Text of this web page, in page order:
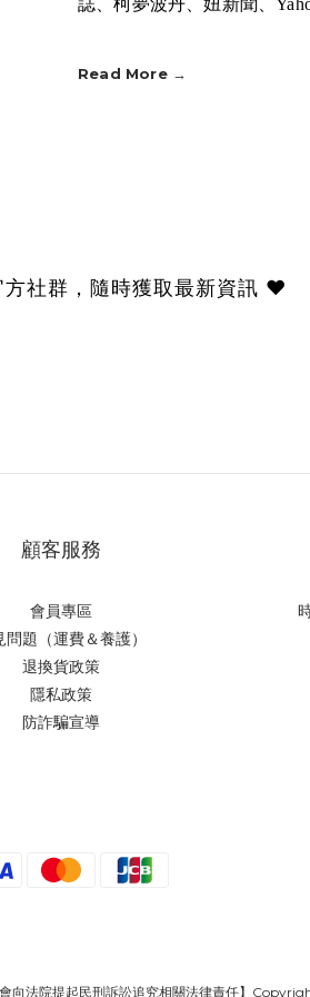
誌、柯夢波丹、妞新聞、
Read More →
社群，隨時獲取最新資訊 ❤︎
顧客服務
會員專區
問題（運費＆養護）
退換貨政策
隱私政策
防詐騙宣導
向法院提起民刑訴訟追究相關法律責任】